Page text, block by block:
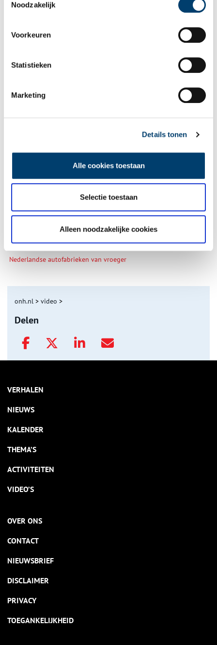
Noodzakelijk
Voorkeuren
Statistieken
Marketing
Details tonen
Alle cookies toestaan
Selectie toestaan
Alleen noodzakelijke cookies
Tien verdwenen pretparken
De eendenboeten op De Haukes
Nederlandse autofabrieken van vroeger
onh.nl > video >
Delen
VERHALEN
NIEUWS
KALENDER
THEMA’S
ACTIVITEITEN
VIDEO’S
OVER ONS
CONTACT
NIEUWSBRIEF
DISCLAIMER
PRIVACY
TOEGANKELIJKHEID